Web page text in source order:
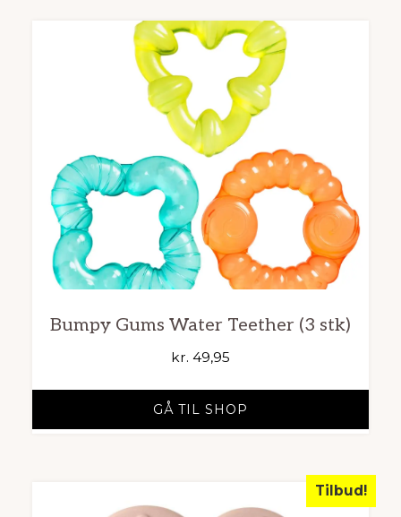
Bumpy Gums Water Teether (3 stk)
kr. 49,95
GÅ TIL SHOP
Tilbud!